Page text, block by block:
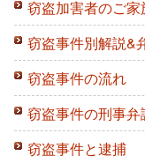
窃盗加害者のご
窃盗事件別解説&
窃盗事件の流れ
窃盗事件の刑事弁
窃盗事件と逮捕